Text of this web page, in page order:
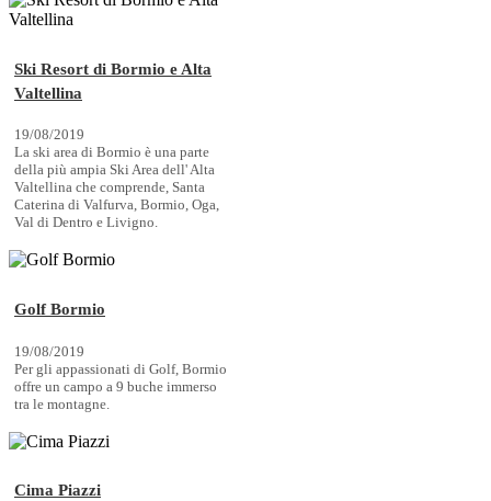
Ski Resort di Bormio e Alta
Valtellina
19/08/2019
La ski area di Bormio è una parte
della più ampia Ski Area dell' Alta
Valtellina che comprende, Santa
Caterina di Valfurva, Bormio, Oga,
Val di Dentro e Livigno.
Golf Bormio
19/08/2019
Per gli appassionati di Golf, Bormio
offre un campo a 9 buche immerso
tra le montagne.
Cima Piazzi